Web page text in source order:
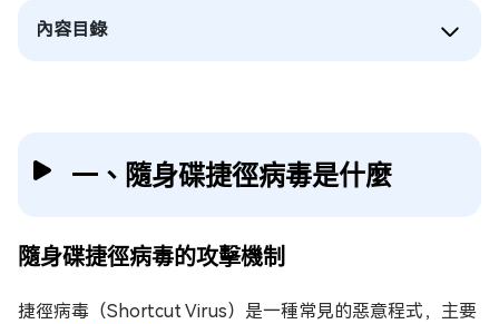
內容目錄
一、隨身碟捷徑病毒是什麼
隨身碟捷徑病毒的攻擊機制
捷徑病毒（Shortcut Virus）是一種常見的惡意程式，主要